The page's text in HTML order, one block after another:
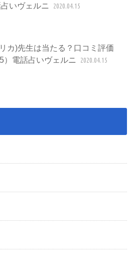
いヴェルニ
2020.04.15
カ)先生は当たる？口コミ評価
5）電話占いヴェルニ
2020.04.15